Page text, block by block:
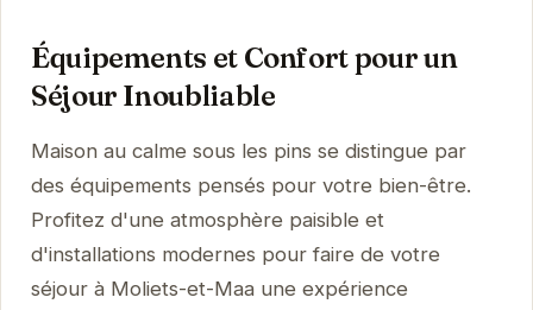
Équipements et Confort pour un
Séjour Inoubliable
Maison au calme sous les pins se distingue par
des équipements pensés pour votre bien-être.
Profitez d'une atmosphère paisible et
d'installations modernes pour faire de votre
séjour à Moliets-et-Maa une expérience